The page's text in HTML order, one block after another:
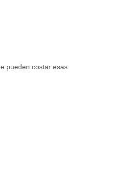
pueden costar esas